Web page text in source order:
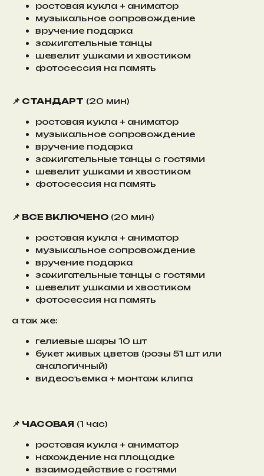
ростовая кукла + аниматор
музыкальное сопровождение
вручение подарка
зажигательные танцы
шевелит ушками и хвостиком
фотосессия на память
📌 СТАНДАРТ (20 мин)
ростовая кукла + аниматор
музыкальное сопровождение
вручение подарка
зажигательные танцы с гостями
шевелит ушками и хвостиком
фотосессия на память
📌 ВСЕ ВКЛЮЧЕНО (20 мин)
ростовая кукла + аниматор
музыкальное сопровождение
вручение подарка
зажигательные танцы с гостями
шевелит ушками и хвостиком
фотосессия на память
а так же:
гелиевые шары 10 шт
букет живых цветов (розы 51 шт или
аналогичный)
видеосъемка + монтаж клипа
📌 ЧАСОВАЯ (1 час)
ростовая кукла + аниматор
нахождение на площадке
взаимодействие с гостями